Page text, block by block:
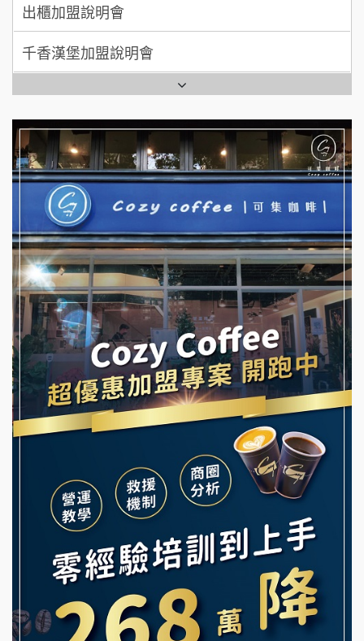
拾鑶火鍋加盟說明會
全家加盟說明會
台灣G湯加盟說明會
彭富貴加盟說明會
NU PASTA義大利麵加盟說明會
潮鍋癮加盟說明會
蓁伙烤倆吃加盟說明會
霏等茶加盟說明會
早安山丘加盟說明會
冰封仙果加盟說明會
Ramble Café 漫步藍咖啡加盟說明會
微風亭鐵板燒加盟說明會
鮮茶道加盟說明會
【曉妍美妝】誠徵行政櫃檯
自助洗衣店誠徵代洗收送人員(台中市)
MUSHEN徵SPA美容芳療師
千香漢堡加盟說明會
七盞茶加盟說明會
拉亞漢堡加盟說明會
杜芳子古味茶鋪加盟說明會
優握握×酸奶大獅加盟說明會
冬城門加盟說明會
拾鑶火鍋加盟說明會
阿性情趣無人販售所加盟明會
龍涎居好湯加盟說明會
舒油頭加盟說明會
韓金量加盟說明會
Mr.Wish加盟說明會
白鬍泡泡 BOHO POPO加盟說明會
雞咕雞咕加盟說明會
TEA TOP加盟說明會